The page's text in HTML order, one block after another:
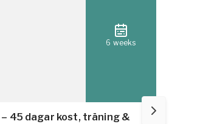
6 weeks
45 dagar kost, träning &